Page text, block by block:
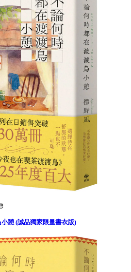
憩 (誠品獨家限量書衣版)